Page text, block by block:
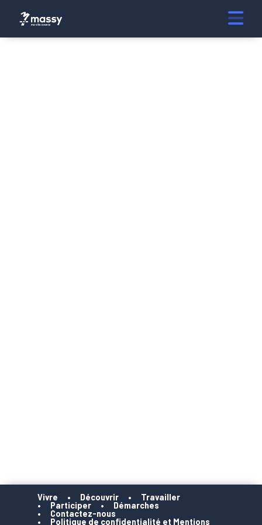
Vivre Découvrir
Travailler
Participer
Démarches
Contactez-nous
Politique de confidentialité et Mentions